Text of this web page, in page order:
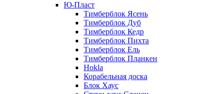
Ю-Пласт
Тимберблок Ясень
Тимберблок Дуб
Тимберблок Кедр
Тимберблок Пихта
Тимберблок Ель
Тимберблок Планкен
Hokla
Корабельная доска
Блок Хаус